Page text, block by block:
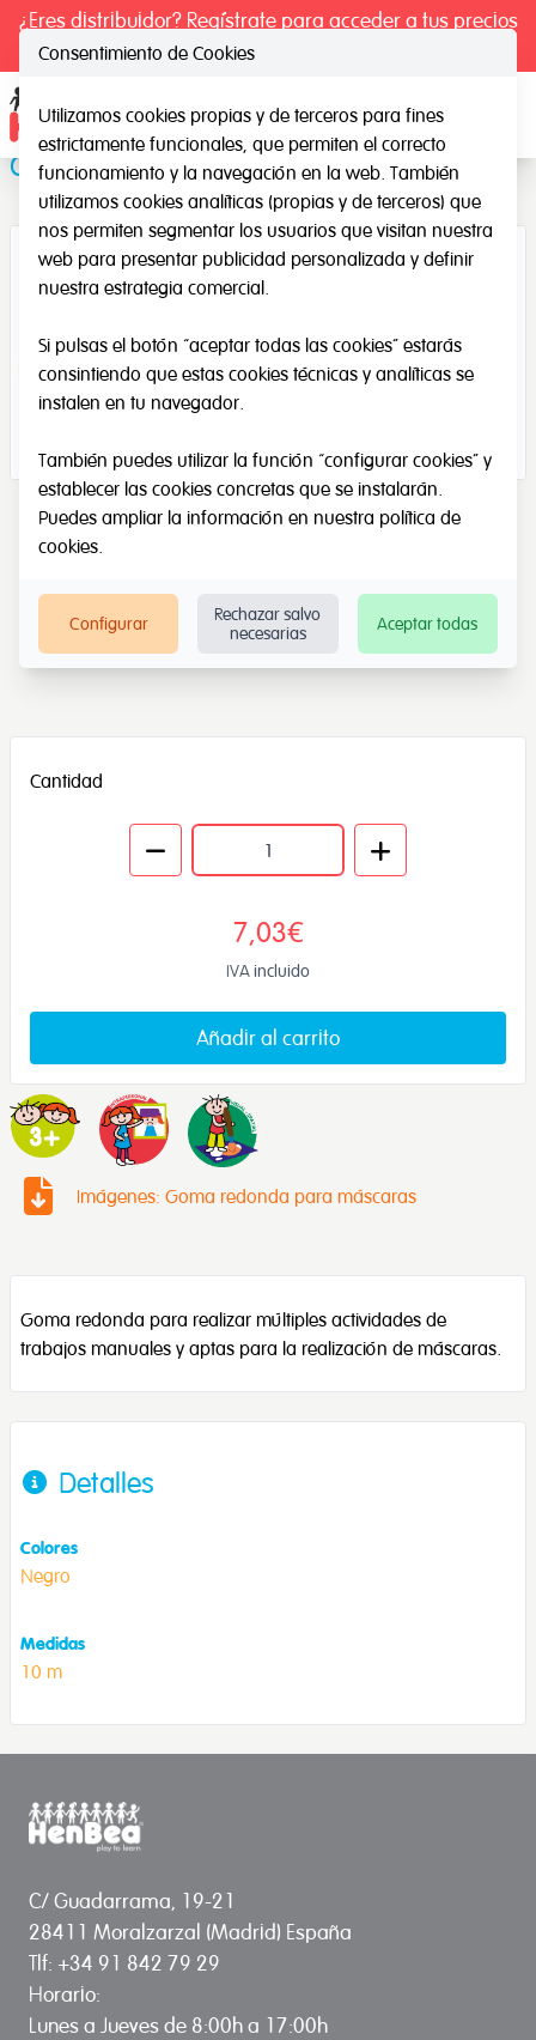
¿Eres distribuidor? Regístrate para acceder a tus precios
exclusivos.
Goma redonda para máscaras
Cantidad
7,03€
IVA incluido
Añadir al carrito
Imágenes: Goma redonda para máscaras
Goma redonda para realizar múltiples actividades de
trabajos manuales y aptas para la realización de máscaras.
Detalles
Colores
Negro
Medidas
10 m
C/ Guadarrama, 19-21
28411 Moralzarzal (Madrid) España
Tlf: +34 91 842 79 29
Horario:
Lunes a Jueves de 8:00h a 17:00h
Consentimiento de Cookies
Utilizamos cookies propias y de terceros para fines
estrictamente funcionales, que permiten el correcto
funcionamiento y la navegación en la web. También
utilizamos cookies analíticas (propias y de terceros) que
nos permiten segmentar los usuarios que visitan nuestra
web para presentar publicidad personalizada y definir
nuestra estrategia comercial.
Si pulsas el botón “aceptar todas las cookies” estarás
consintiendo que estas cookies técnicas y analíticas se
instalen en tu navegador.
También puedes utilizar la función “configurar cookies” y
establecer las cookies concretas que se instalarán.
Puedes ampliar la información en nuestra política de
cookies.
Configurar
Rechazar salvo
necesarias
Aceptar todas